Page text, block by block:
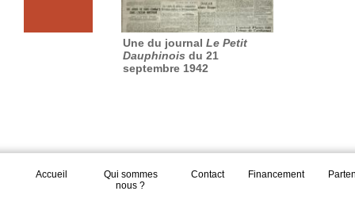
Une du journal Le Petit
Dauphinois du 21
septembre 1942
Accueil
Qui sommes
nous ?
Contact Financement